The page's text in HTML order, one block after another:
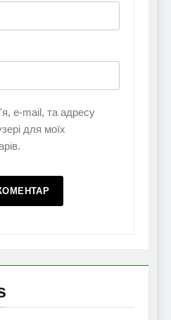
e-mail, та адресу
для моїх